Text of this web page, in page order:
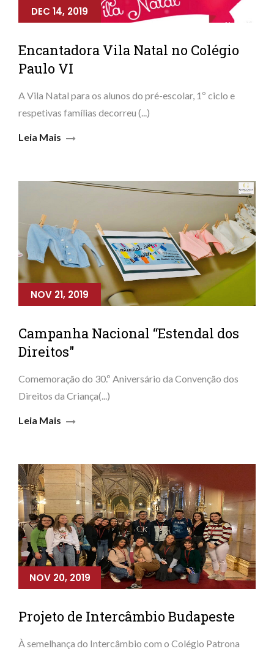
DEC 14, 2019
Encantadora Vila Natal no Colégio
Paulo VI
A Vila Natal para os alunos do pré-escolar, 1º ciclo e
respetivas famílias decorreu (...)
Leia Mais
NOV 21, 2019
Campanha Nacional “Estendal dos
Direitos"
Comemoração do 30.º Aniversário da Convenção dos
Direitos da Criança(...)
Leia Mais
NOV 20, 2019
Projeto de Intercâmbio Budapeste
À semelhança do Intercâmbio com o Colégio Patrona